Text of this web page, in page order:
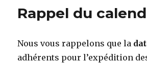
Rappel du
Nous vous rappelons que la
adhérents pour l’expédition